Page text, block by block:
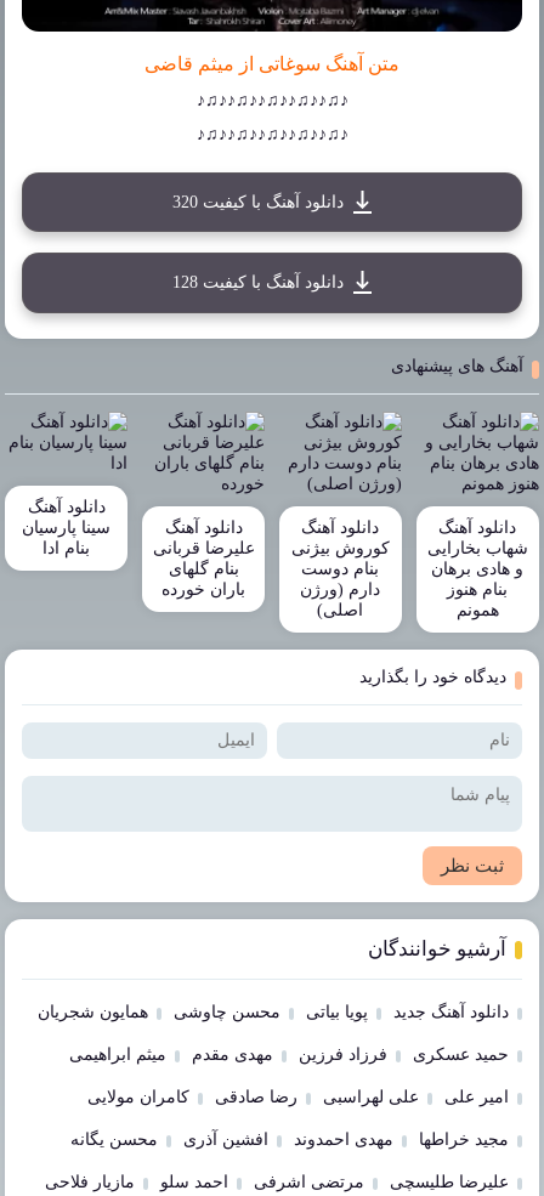
متن آهنگ سوغاتی از میثم قاضی
♪♫♪♪♫♪♪♫♪♪♫♪♪♫♪
♪♫♪♪♫♪♪♫♪♪♫♪♪♫♪
دانلود آهنگ با کیفیت 320
دانلود آهنگ با کیفیت 128
آهنگ های پیشنهادی
دانلود آهنگ
شهاب بخارایی
و هادی برهان
بنام هنوز
همونم
دانلود آهنگ
کوروش بیژنی
بنام دوست
دارم (ورژن
اصلی)
دانلود آهنگ
علیرضا قربانی
بنام گلهای
باران خورده
دانلود آهنگ
سینا پارسیان
بنام ادا
دیدگاه خود را بگذارید
ثبت نظر
آرشیو خوانندگان
دانلود آهنگ جدید پویا بیاتی محسن چاوشی همایون شجریان
حمید عسکری فرزاد فرزین مهدی مقدم میثم ابراهیمی
امیر علی علی لهراسبی رضا صادقی کامران مولایی
مجید خراطها مهدی احمدوند افشین آذری محسن یگانه
علیرضا طلیسچی مرتضی اشرفی احمد سلو مازیار فلاحی